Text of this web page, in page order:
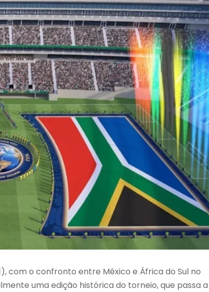
com o confronto entre México e África do Sul no
uma edição histórica do torneio, que passa a